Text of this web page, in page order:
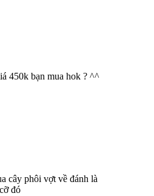
450k bạn mua hok ? ^^
cây phôi vợt về đánh là
đó